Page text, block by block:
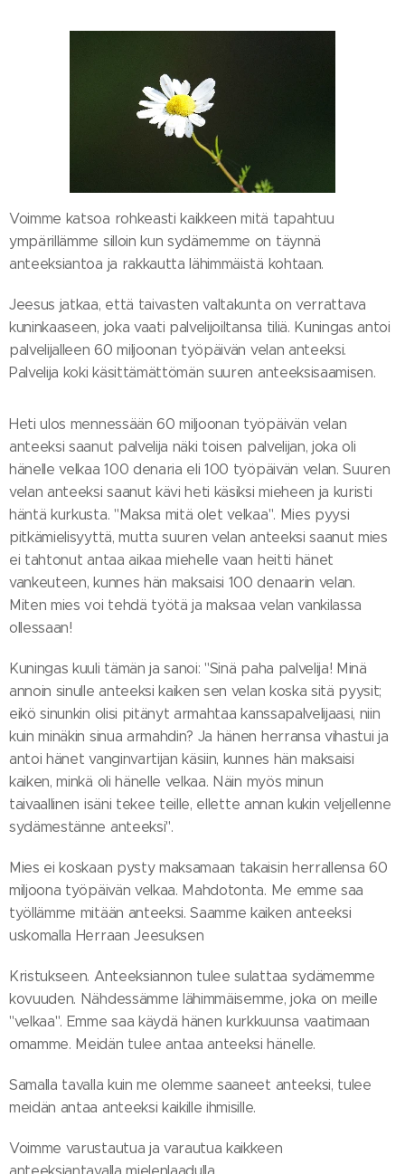
Voimme katsoa rohkeasti kaikkeen mitä tapahtuu
ympärillämme silloin kun sydämemme on täynnä
anteeksiantoa ja rakkautta lähimmäistä kohtaan.
Jeesus jatkaa, että taivasten valtakunta on verrattava
kuninkaaseen, joka vaati palvelijoiltansa tiliä. Kuningas antoi
palvelijalleen 60 miljoonan työpäivän velan anteeksi.
Palvelija koki käsittämättömän suuren anteeksisaamisen.
Heti ulos mennessään 60 miljoonan työpäivän velan
anteeksi saanut palvelija näki toisen palvelijan, joka oli
hänelle velkaa 100 denaria eli 100 työpäivän velan. Suuren
velan anteeksi saanut kävi heti käsiksi mieheen ja kuristi
häntä kurkusta. "Maksa mitä olet velkaa". Mies pyysi
pitkämielisyyttä, mutta suuren velan anteeksi saanut mies
ei tahtonut antaa aikaa miehelle vaan heitti hänet
vankeuteen, kunnes hän maksaisi 100 denaarin velan.
Miten mies voi tehdä työtä ja maksaa velan vankilassa
ollessaan!
Kuningas kuuli tämän ja sanoi: "Sinä paha palvelija! Minä
annoin sinulle anteeksi kaiken sen velan koska sitä pyysit;
eikö sinunkin olisi pitänyt armahtaa kanssapalvelijaasi, niin
kuin minäkin sinua armahdin? Ja hänen herransa vihastui ja
antoi hänet vanginvartijan käsiin, kunnes hän maksaisi
kaiken, minkä oli hänelle velkaa. Näin myös minun
taivaallinen isäni tekee teille, ellette annan kukin veljellenne
sydämestänne anteeksi".
Mies ei koskaan pysty maksamaan takaisin herrallensa 60
miljoona työpäivän velkaa. Mahdotonta. Me emme saa
työllämme mitään anteeksi. Saamme kaiken anteeksi
uskomalla Herraan Jeesuksen
Kristukseen. Anteeksiannon tulee sulattaa sydämemme
kovuuden. Nähdessämme lähimmäisemme, joka on meille
"velkaa". Emme saa käydä hänen kurkkuunsa vaatimaan
omamme. Meidän tulee antaa anteeksi hänelle.
Samalla tavalla kuin me olemme saaneet anteeksi, tulee
meidän antaa anteeksi kaikille ihmisille.
Voimme varustautua ja varautua kaikkeen